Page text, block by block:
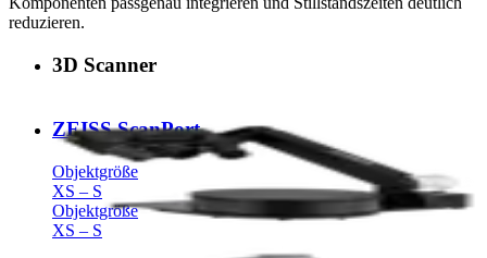
reduzieren.
3D Scanner
ZEISS ScanPort
Objektgröße
XS – S
Objektgröße
XS – S